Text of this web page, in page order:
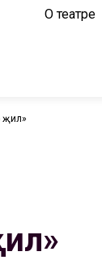
О театре
җил»